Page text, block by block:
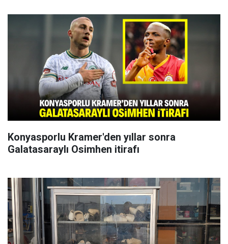
Konyasporlu Kramer'den yıllar sonra
Galatasaraylı Osimhen itirafı